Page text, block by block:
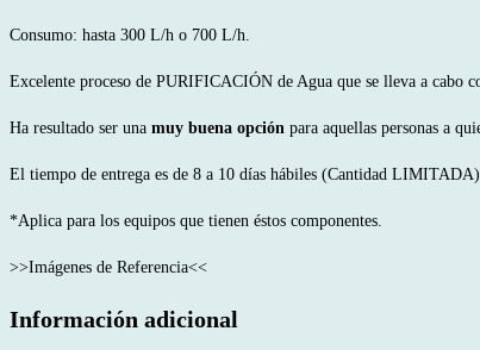
para
y
Casas
cantidad
Consumo: hasta 300 L/h o 700 L/h.
Excelente proceso de PURIFICACIÓN de Agua que se lleva a
Ha resultado ser una muy buena opción para aquellas personas a
El tiempo de entrega es de 8 a 10 días hábiles (Cantidad
*Aplica para los equipos que tienen éstos componentes.
>>Imágenes de Referencia<<
Información adicional